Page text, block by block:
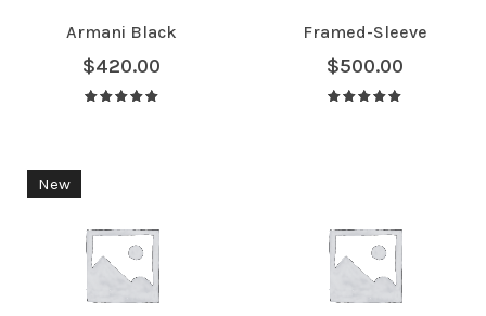
Armani Black
$420.00
Framed-Sleeve
$500.00
New